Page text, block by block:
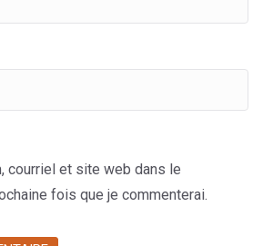
courriel et site web dans le
fois que je commenterai.